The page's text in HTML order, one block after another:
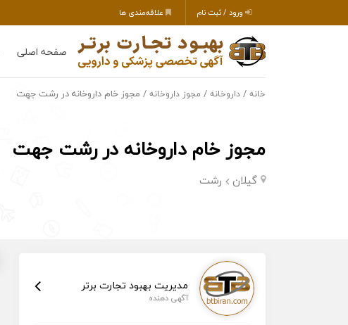
ورود / ثبت نام علاقه‌مندی ها
صفحه اصلی
خانه / داروخانه / مجوز داروخانه / مجوز خام داروخانه در رشت جهت
مجوز خام داروخانه در رشت جهت
گیلان رشت
مدیریت بهبود تجارت برتر
آگهی دهنده